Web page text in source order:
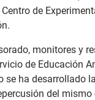
de
monitores y
de Educación
se ha desarrollado
del